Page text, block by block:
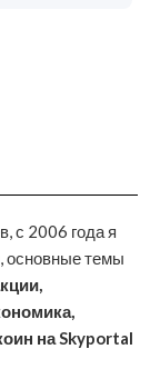
с 2006 года я
основные темы
на Skyportal